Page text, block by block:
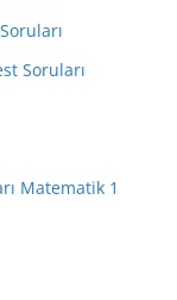
Soruları
Matematik 1